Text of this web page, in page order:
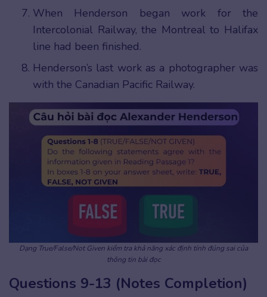
When Henderson began work for the
Intercolonial Railway, the Montreal to Halifax
line had been finished.
Henderson’s last work as a photographer was
with the Canadian Pacific Railway.
Dạng True/False/Not Given kiểm tra khả năng xác định tính đúng sai của
thông tin bài đọc
Questions 9-13 (Notes Completion)